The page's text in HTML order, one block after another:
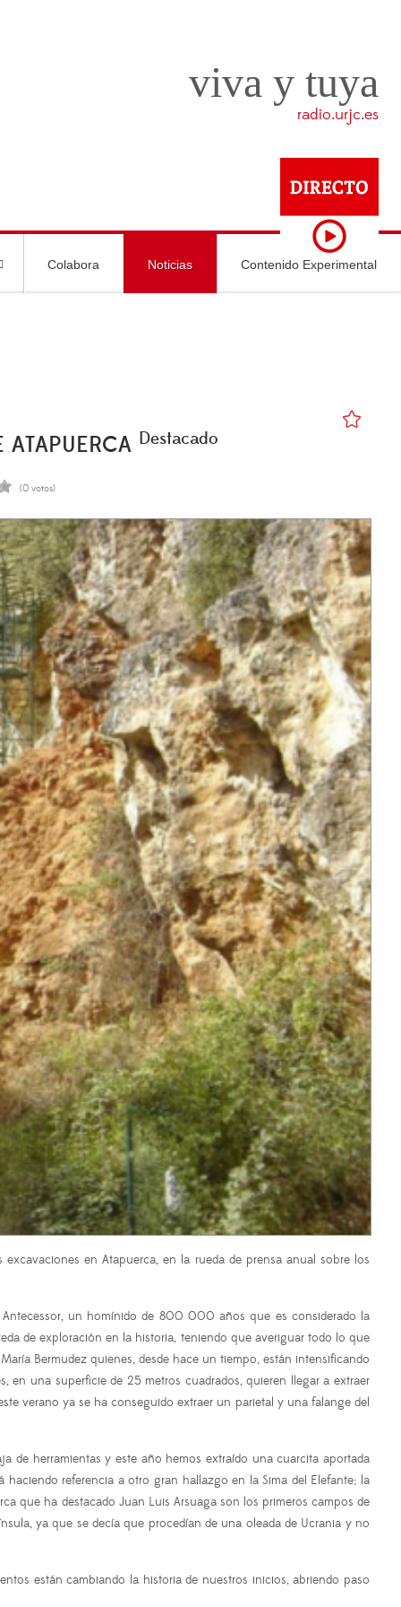
viva y tuya
radio.urjc.es
Colabora Noticias Contenido Experimental
Destacado
(0 votos)
en Atapuerca, en la rueda de prensa anual sobre los
un homínido de 800 000 años que es considerado la
de exploración en la historia, teniendo que averiguar todo lo que
Bermudez quienes, desde hace un tiempo, están intensificando
una superficie de 25 metros cuadrados, quieren llegar a extraer
verano ya se ha conseguido extraer un parietal y una falange del
de herramientas y este año hemos extraído una cuarcita aportada
referencia a otro gran hallazgo en la Sima del Elefante; la
que ha destacado Juan Luis Arsuaga son los primeros campos de
ya que se decía que procedían de una oleada de Ucrania y no
están cambiando la historia de nuestros inicios, abriendo paso